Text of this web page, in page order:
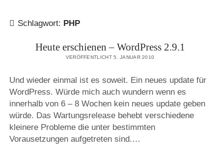
Schlagwort: PHP
Heute erschienen – WordPress 2.9.1
VERÖFFENTLICHT 5. JANUAR 2010
Und wieder einmal ist es soweit. Ein neues update für
WordPress. Würde mich auch wundern wenn es
innerhalb von 6 – 8 Wochen kein neues update geben
würde. Das Wartungsrelease behebt verschiedene
kleinere Probleme die unter bestimmten
Vorausetzungen aufgetreten sind.…